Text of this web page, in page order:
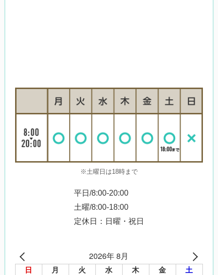
※土曜日は18時まで
平日/8:00-20:00
土曜/8:00-18:00
定休日：日曜・祝日
2026年 8月
日 月 火 水 木 金 土